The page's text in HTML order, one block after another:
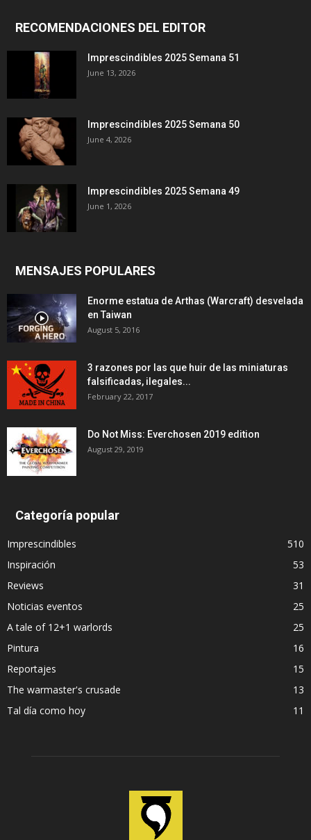
RECOMENDACIONES DEL EDITOR
Imprescindibles 2025 Semana 51
June 13, 2026
Imprescindibles 2025 Semana 50
June 4, 2026
Imprescindibles 2025 Semana 49
June 1, 2026
MENSAJES POPULARES
Enorme estatua de Arthas (Warcraft) desvelada
en Taiwan
August 5, 2016
3 razones por las que huir de las miniaturas
falsificadas, ilegales...
February 22, 2017
Do Not Miss: Everchosen 2019 edition
August 29, 2019
Categoría popular
Imprescindibles
510
Inspiración
53
Reviews
31
Noticias eventos
25
A tale of 12+1 warlords
25
Pintura
16
Reportajes
15
The warmaster's crusade
13
Tal día como hoy
11